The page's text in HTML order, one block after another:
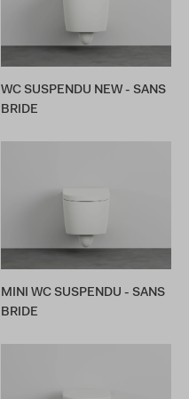
WC SUSPENDU NEW - SANS
BRIDE
MINI WC SUSPENDU - SANS
BRIDE